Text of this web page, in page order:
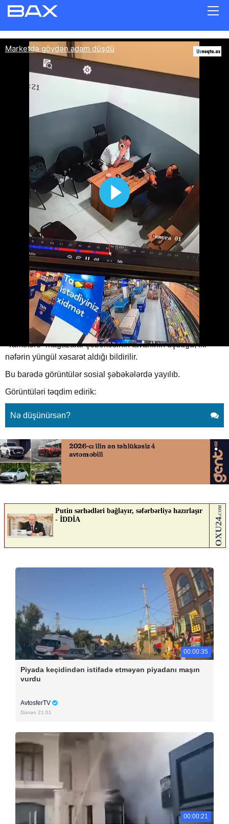
Marketdə göydən adam düşdü
16.06.2026
UCNOQTA.AZ ABUNƏ OL
Bakıda qeyri-adi hadisə baş verib.
“Tamstore” mağazalar şəbəkəsinin tavanının uçduğu, iki
nəfərin yüngül xəsarət aldığı bildirilir.
Bu barədə görüntülər sosial şəbəkələrdə yayılıb.
Görüntüləri təqdim edirik:
Nə düşünürsən?
00:00:35
Piyada keçidindən istifadə etməyən piyadanı maşın
vurdu
AvtosferTV
Dünən 21:01
00:00:21